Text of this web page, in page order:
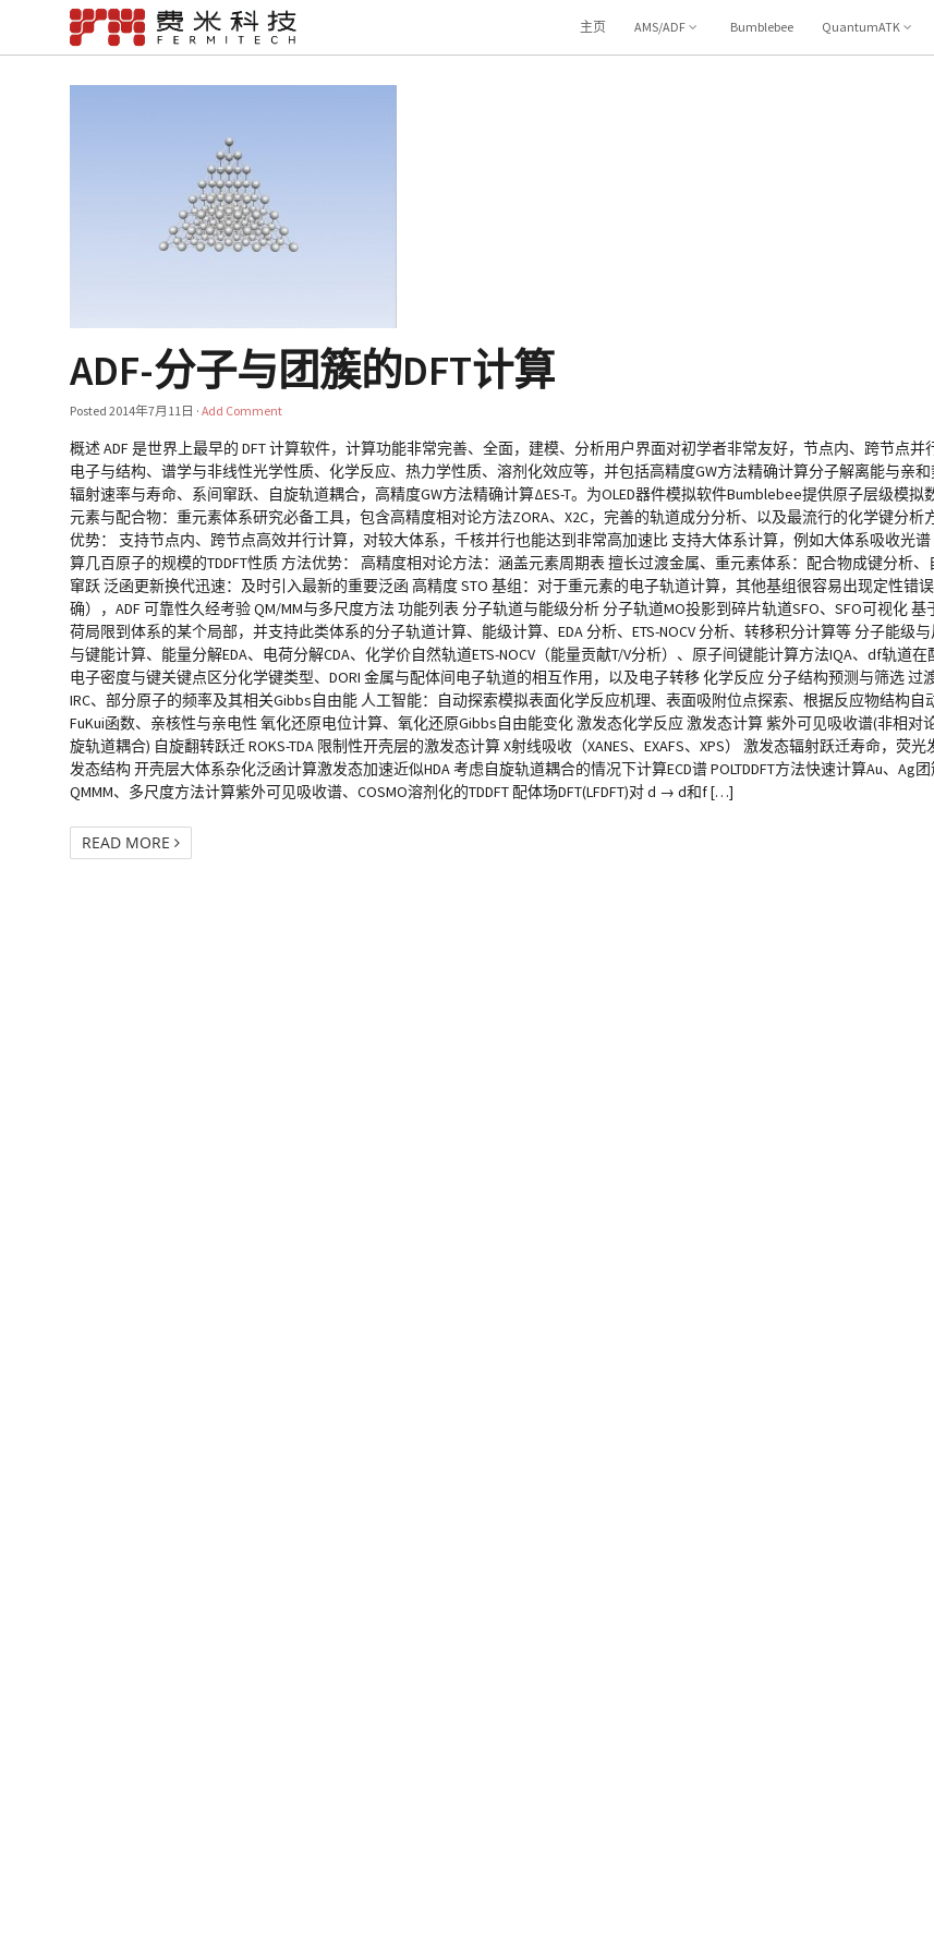
主页 AMS/ADF Bumblebee QuantumATK
ADF-分子与团簇的DFT计算
Posted2014年7月11日 ·Add Comment
概述 ADF 是世界上最早的 DFT 计算软件，计算功能非常完善、全面，建模、分析用户界面对初学者非常友好，节点内、跨节点并
电子与结构、谱学与非线性光学性质、化学反应、热力学性质、溶剂化效应等，并包括高精度GW方法精确计算分子解离能与亲
辐射速率与寿命、系间窜跃、自旋轨道耦合，高精度GW方法精确计算ΔES-T。为OLED器件模拟软件Bumblebee提供原子层级模拟
元素与配合物：重元素体系研究必备工具，包含高精度相对论方法ZORA、X2C，完善的轨道成分分析、以及最流行的化学键分析
优势： 支持节点内、跨节点高效并行计算，对较大体系，千核并行也能达到非常高加速比 支持大体系计算，例如大体系吸收光
算几百原子的规模的TDDFT性质 方法优势： 高精度相对论方法：涵盖元素周期表 擅长过渡金属、重元素体系：配合物成键分析
窜跃 泛函更新换代迅速：及时引入最新的重要泛函 高精度 STO 基组：对于重元素的电子轨道计算，其他基组很容易出现定性错
确），ADF 可靠性久经考验 QM/MM与多尺度方法 功能列表 分子轨道与能级分析 分子轨道MO投影到碎片轨道SFO、SFO可视化
荷局限到体系的某个局部，并支持此类体系的分子轨道计算、能级计算、EDA 分析、ETS-NOCV 分析、转移积分计算等 分子能级
与键能计算、能量分解EDA、电荷分解CDA、化学价自然轨道ETS-NOCV（能量贡献T/V分析）、原子间键能计算方法IQA、df轨道在
电子密度与键关键点区分化学键类型、DORI 金属与配体间电子轨道的相互作用，以及电子转移 化学反应 分子结构预测与筛选 过
IRC、部分原子的频率及其相关Gibbs自由能 人工智能：自动探索模拟表面化学反应机理、表面吸附位点探索、根据反应物结构自
FuKui函数、亲核性与亲电性 氧化还原电位计算、氧化还原Gibbs自由能变化 激发态化学反应 激发态计算 紫外可见吸收谱(非相对
旋轨道耦合) 自旋翻转跃迁 ROKS-TDA 限制性开壳层的激发态计算 X射线吸收（XANES、EXAFS、XPS） 激发态辐射跃迁寿命，荧光
发态结构 开壳层大体系杂化泛函计算激发态加速近似HDA 考虑自旋轨道耦合的情况下计算ECD谱 POLTDDFT方法快速计算Au、Ag
QMMM、多尺度方法计算紫外可见吸收谱、COSMO溶剂化的TDDFT 配体场DFT(LFDFT)对 d → d和f […]
READ MORE